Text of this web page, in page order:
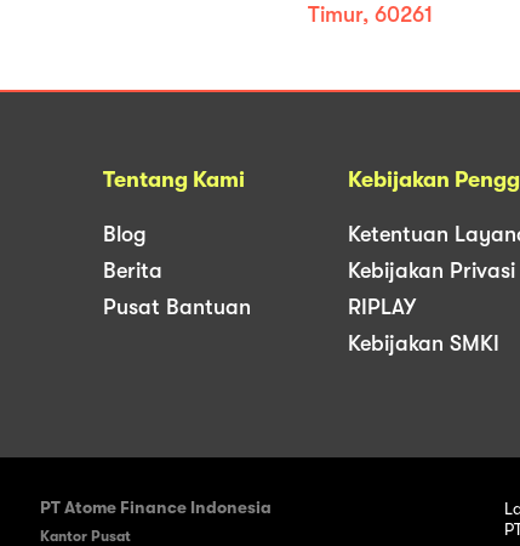
Timur, 60261
Tentang Kami
Blog
Berita
Pusat Bantuan
Kebijakan
Ketentuan
Kebijakan Privasi
RIPLAY
Kebijakan SMKI
PT Atome Finance Indonesia
Kantor Pusat